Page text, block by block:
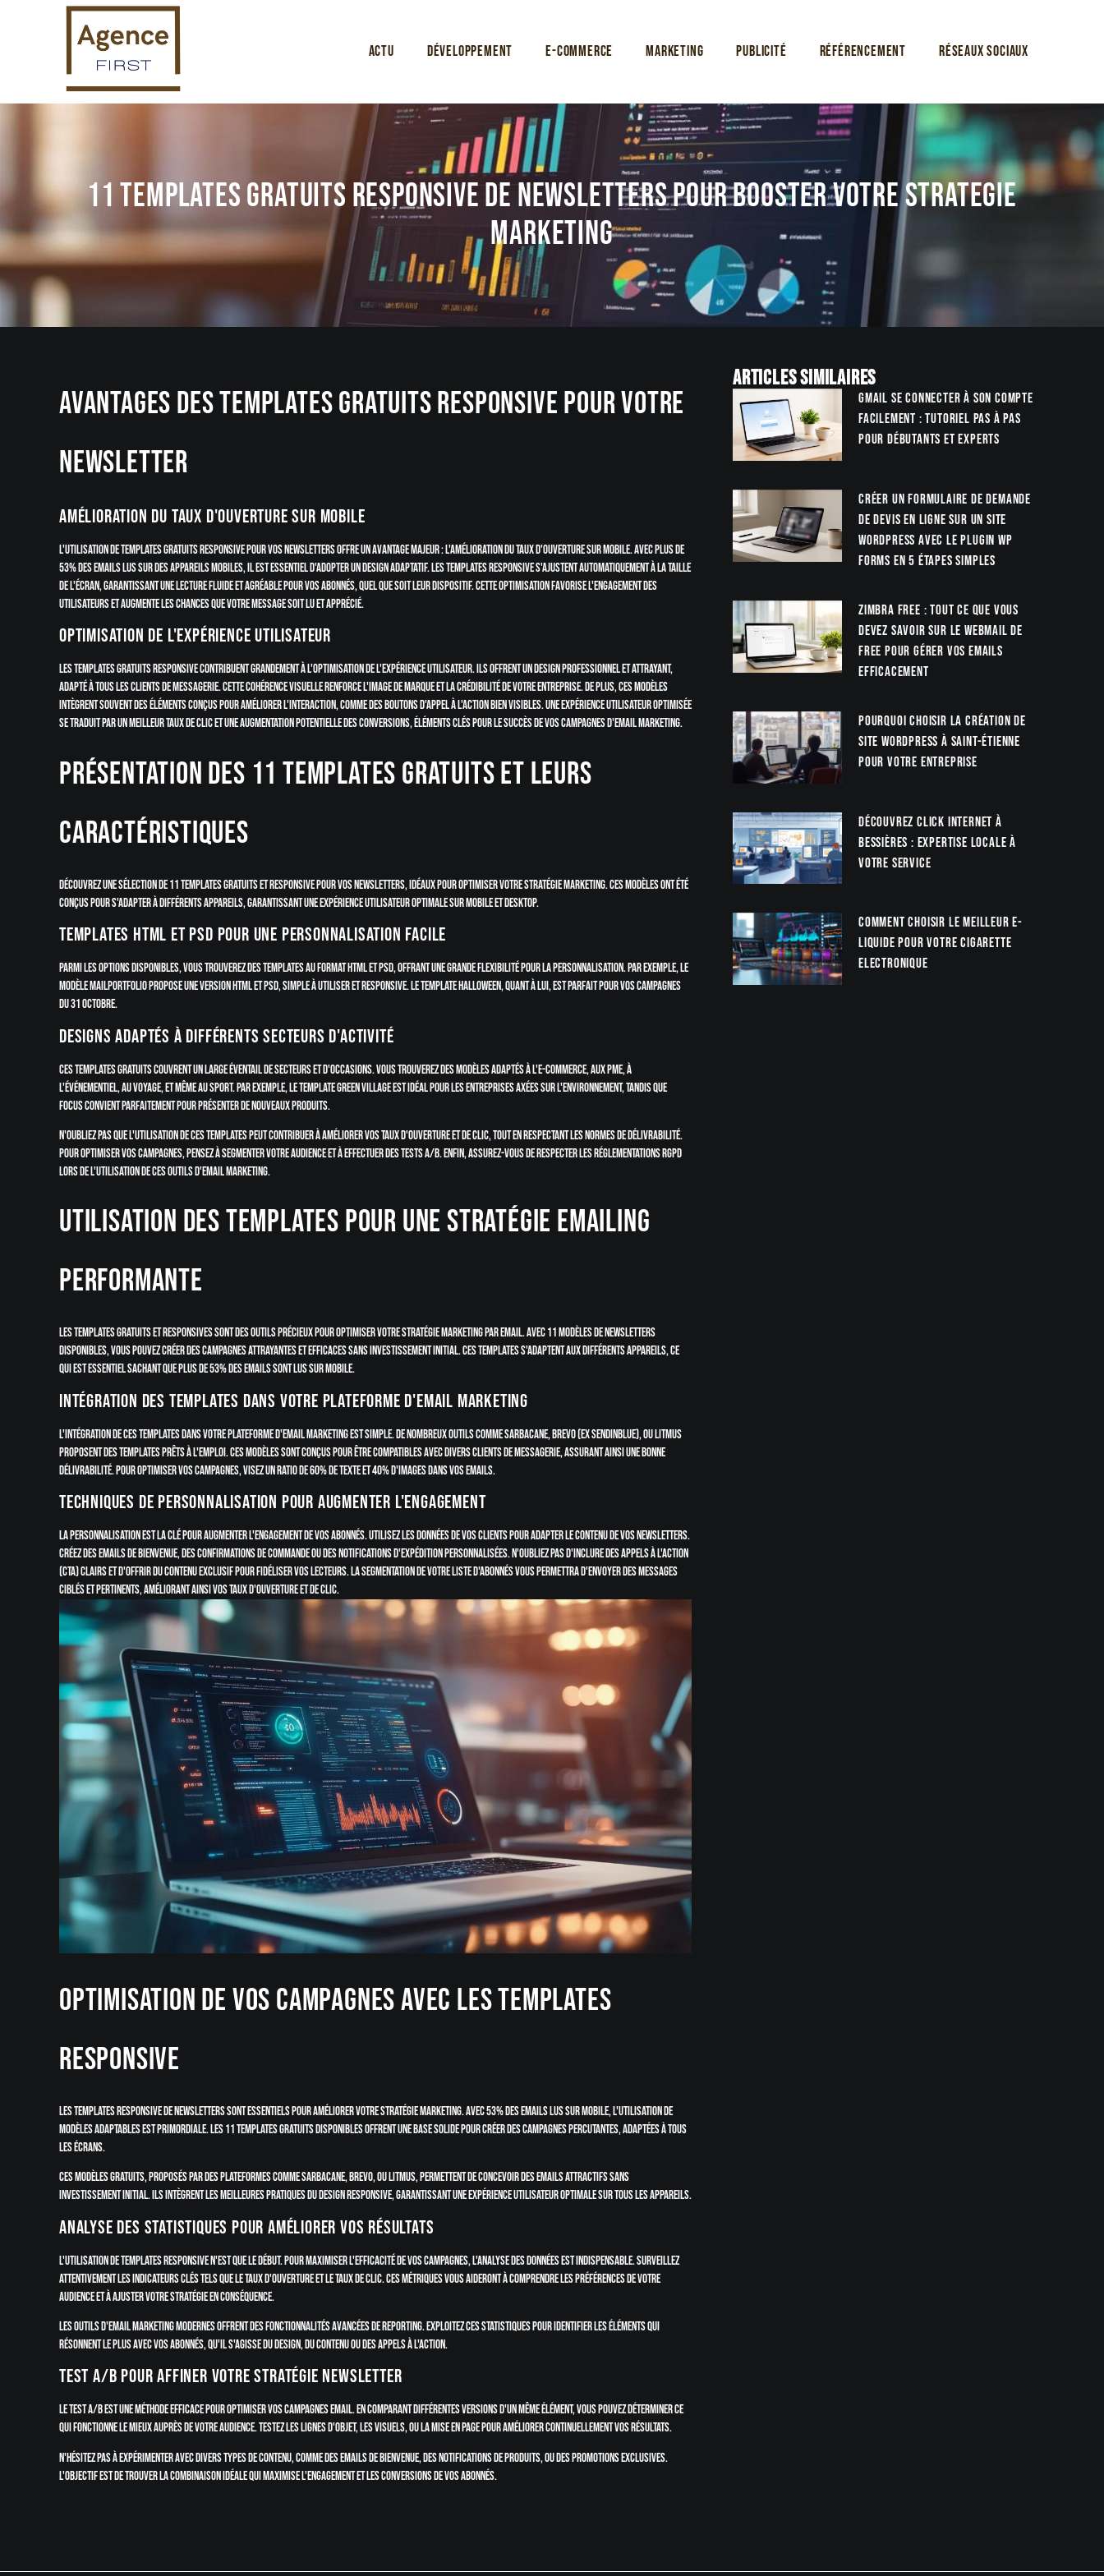
Actu Développement E-commerce Marketing Publicité Référencement Réseaux sociaux
11 templates gratuits responsive de newsletters pour booster votre strategie
marketing
Avantages des templates gratuits responsive pour votre
newsletter
Amélioration du taux d'ouverture sur mobile
L'utilisation de templates gratuits responsive pour vos newsletters offre un avantage majeur : l'amélioration du taux d'ouverture sur mobile. Avec plus de
53% des emails lus sur des appareils mobiles, il est essentiel d'adopter un design adaptatif. Les templates responsive s'ajustent automatiquement à la taille
de l'écran, garantissant une lecture fluide et agréable pour vos abonnés, quel que soit leur dispositif. Cette optimisation favorise l'engagement des
utilisateurs et augmente les chances que votre message soit lu et apprécié.
Optimisation de l'expérience utilisateur
Les templates gratuits responsive contribuent grandement à l'optimisation de l'expérience utilisateur. Ils offrent un design professionnel et attrayant,
adapté à tous les clients de messagerie. Cette cohérence visuelle renforce l'image de marque et la crédibilité de votre entreprise. De plus, ces modèles
intègrent souvent des éléments conçus pour améliorer l'interaction, comme des boutons d'appel à l'action bien visibles. Une expérience utilisateur optimisée
se traduit par un meilleur taux de clic et une augmentation potentielle des conversions, éléments clés pour le succès de vos campagnes d'email marketing.
Présentation des 11 templates gratuits et leurs
caractéristiques
Découvrez une sélection de 11 templates gratuits et responsive pour vos newsletters, idéaux pour optimiser votre stratégie marketing. Ces modèles ont été
conçus pour s'adapter à différents appareils, garantissant une expérience utilisateur optimale sur mobile et desktop.
Templates HTML et PSD pour une personnalisation facile
Parmi les options disponibles, vous trouverez des templates au format HTML et PSD, offrant une grande flexibilité pour la personnalisation. Par exemple, le
modèle MailPortfolio propose une version HTML et PSD, simple à utiliser et responsive. Le template Halloween, quant à lui, est parfait pour vos campagnes
du 31 octobre.
Designs adaptés à différents secteurs d'activité
Ces templates gratuits couvrent un large éventail de secteurs et d'occasions. Vous trouverez des modèles adaptés à l'e-commerce, aux PME, à
l'événementiel, au voyage, et même au sport. Par exemple, le template Green Village est idéal pour les entreprises axées sur l'environnement, tandis que
Focus convient parfaitement pour présenter de nouveaux produits.
N'oubliez pas que l'utilisation de ces templates peut contribuer à améliorer vos taux d'ouverture et de clic, tout en respectant les normes de délivrabilité.
Pour optimiser vos campagnes, pensez à segmenter votre audience et à effectuer des tests A/B. Enfin, assurez-vous de respecter les réglementations RGPD
lors de l'utilisation de ces outils d'email marketing.
Utilisation des templates pour une stratégie emailing
performante
Les templates gratuits et responsives sont des outils précieux pour optimiser votre stratégie marketing par email. Avec 11 modèles de newsletters
disponibles, vous pouvez créer des campagnes attrayantes et efficaces sans investissement initial. Ces templates s'adaptent aux différents appareils, ce
qui est essentiel sachant que plus de 53% des emails sont lus sur mobile.
Intégration des templates dans votre plateforme d'email marketing
L'intégration de ces templates dans votre plateforme d'email marketing est simple. De nombreux outils comme Sarbacane, Brevo (ex Sendinblue), ou Litmus
proposent des templates prêts à l'emploi. Ces modèles sont conçus pour être compatibles avec divers clients de messagerie, assurant ainsi une bonne
délivrabilité. Pour optimiser vos campagnes, visez un ratio de 60% de texte et 40% d'images dans vos emails.
Techniques de personnalisation pour augmenter l'engagement
La personnalisation est la clé pour augmenter l'engagement de vos abonnés. Utilisez les données de vos clients pour adapter le contenu de vos newsletters.
Créez des emails de bienvenue, des confirmations de commande ou des notifications d'expédition personnalisées. N'oubliez pas d'inclure des appels à l'action
(CTA) clairs et d'offrir du contenu exclusif pour fidéliser vos lecteurs. La segmentation de votre liste d'abonnés vous permettra d'envoyer des messages
ciblés et pertinents, améliorant ainsi vos taux d'ouverture et de clic.
Optimisation de vos campagnes avec les templates
responsive
Les templates responsive de newsletters sont essentiels pour améliorer votre stratégie marketing. Avec 53% des emails lus sur mobile, l'utilisation de
modèles adaptables est primordiale. Les 11 templates gratuits disponibles offrent une base solide pour créer des campagnes percutantes, adaptées à tous
les écrans.
Ces modèles gratuits, proposés par des plateformes comme Sarbacane, Brevo, ou Litmus, permettent de concevoir des emails attractifs sans
investissement initial. Ils intègrent les meilleures pratiques du design responsive, garantissant une expérience utilisateur optimale sur tous les appareils.
Analyse des statistiques pour améliorer vos résultats
L'utilisation de templates responsive n'est que le début. Pour maximiser l'efficacité de vos campagnes, l'analyse des données est indispensable. Surveillez
attentivement les indicateurs clés tels que le taux d'ouverture et le taux de clic. Ces métriques vous aideront à comprendre les préférences de votre
audience et à ajuster votre stratégie en conséquence.
Les outils d'email marketing modernes offrent des fonctionnalités avancées de reporting. Exploitez ces statistiques pour identifier les éléments qui
résonnent le plus avec vos abonnés, qu'il s'agisse du design, du contenu ou des appels à l'action.
Test A/B pour affiner votre stratégie newsletter
Le test A/B est une méthode efficace pour optimiser vos campagnes email. En comparant différentes versions d'un même élément, vous pouvez déterminer ce
qui fonctionne le mieux auprès de votre audience. Testez les lignes d'objet, les visuels, ou la mise en page pour améliorer continuellement vos résultats.
N'hésitez pas à expérimenter avec divers types de contenu, comme des emails de bienvenue, des notifications de produits, ou des promotions exclusives.
L'objectif est de trouver la combinaison idéale qui maximise l'engagement et les conversions de vos abonnés.
Articles similaires
Gmail se connecter à son compte
facilement : tutoriel pas à pas
pour débutants et experts
Créer un formulaire de demande
de devis en ligne sur un site
WordPress avec le plugin WP
Forms en 5 étapes simples
Zimbra Free : tout ce que vous
devez savoir sur le webmail de
Free pour gérer vos emails
efficacement
Pourquoi choisir la création de
site WordPress à Saint-Étienne
pour votre entreprise
Découvrez Click Internet à
Bessières : Expertise locale à
votre service
Comment choisir le meilleur e-
liquide pour votre cigarette
electronique